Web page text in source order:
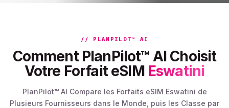
// PLANPILOT™ AI
Comment PlanPilot™ AI Choisit
Votre Forfait eSIM Eswatini
PlanPilot™ AI Compare les Forfaits eSIM Eswatini de
Plusieurs Fournisseurs dans le Monde, puis les Classe par